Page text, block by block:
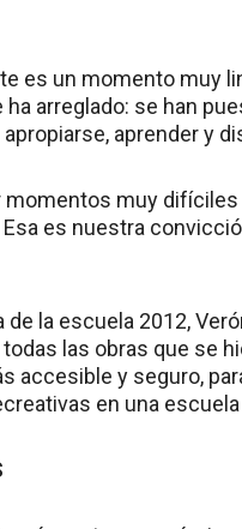
es un momento muy
arreglado: se han
aprender y
momentos muy
es nuestra
de la escuela 2012,
las obras que se
accesible y seguro,
en una